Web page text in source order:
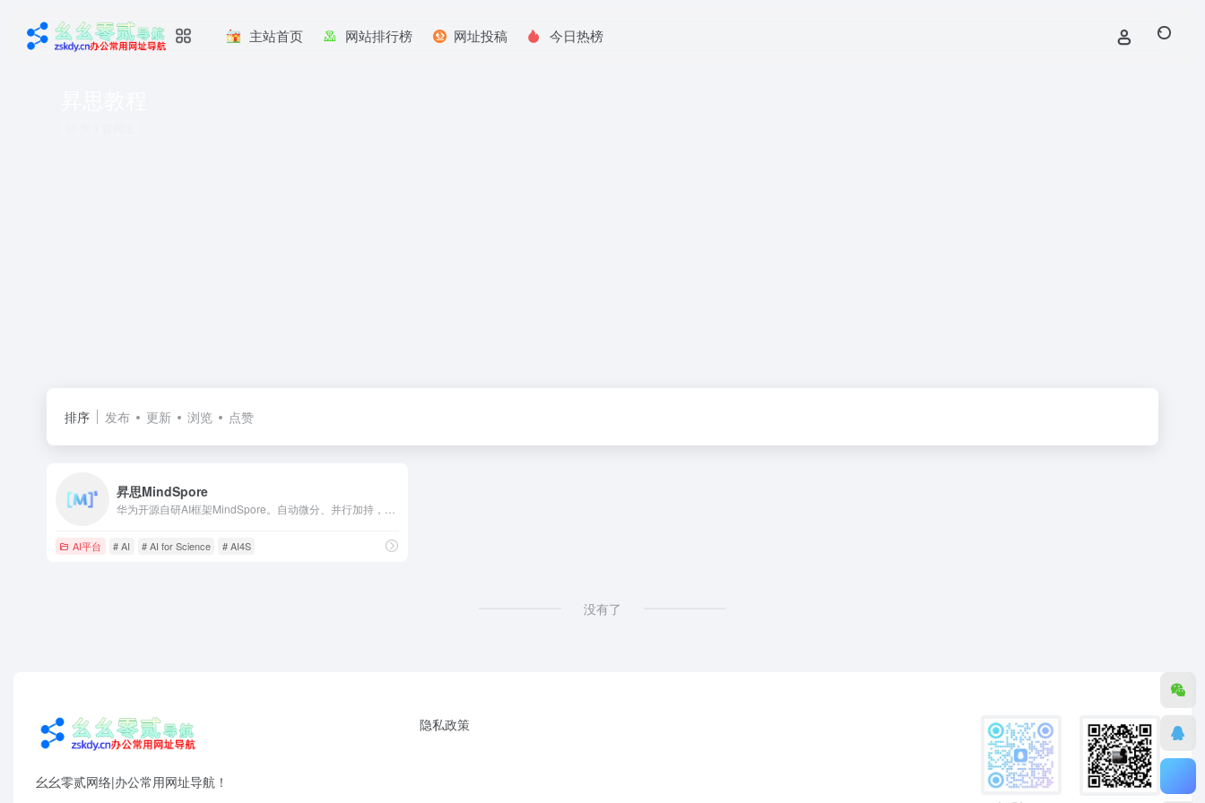
主站首页 网站排行榜 网址投稿 今日热榜
排序 发布 更新 浏览 点赞
昇思MindSpore
AI平台 # AI # AI for Science # AI4S
没有了
幺幺零贰网络|办公常用网址导航！
隐私政策